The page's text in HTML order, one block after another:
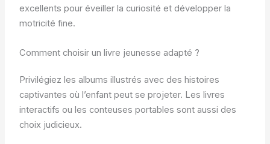
excellents pour éveiller la curiosité et développer la
motricité fine.
Comment choisir un livre jeunesse adapté ?
Privilégiez les albums illustrés avec des histoires
captivantes où l’enfant peut se projeter. Les livres
interactifs ou les conteuses portables sont aussi des
choix judicieux.